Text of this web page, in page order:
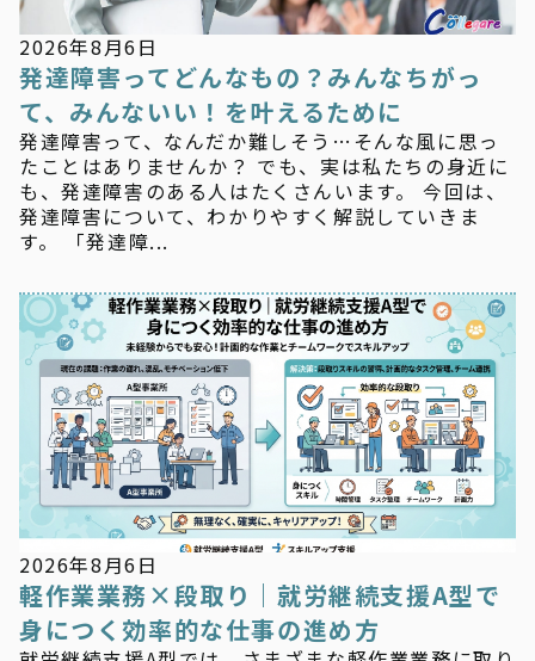
2026年8月6日
発達障害ってどんなもの？みんなちがっ
て、みんないい！を叶えるために
発達障害って、なんだか難しそう…そんな風に思っ
たことはありませんか？ でも、実は私たちの身近に
も、発達障害のある人はたくさんいます。 今回は、
発達障害について、わかりやすく解説していきま
す。 「発達障...
お知らせ
2026年8月6日
軽作業業務×段取り｜就労継続支援A型で
身につく効率的な仕事の進め方